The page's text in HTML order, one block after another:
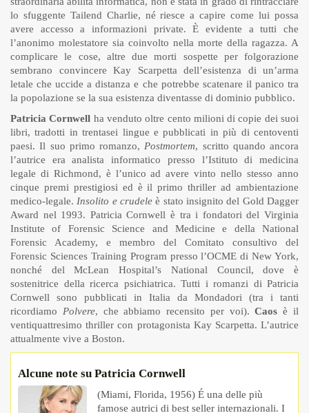
lo sfuggente Tailend Charlie, né riesce a capire come lui possa
avere accesso a informazioni private. È evidente a tutti che
l’anonimo molestatore sia coinvolto nella morte della ragazza. A
complicare le cose, altre due morti sospette per folgorazione
sembrano convincere Kay Scarpetta dell’esistenza di un’arma
letale che uccide a distanza e che potrebbe scatenare il panico tra
la popolazione se la sua esistenza diventasse di dominio pubblico.
Patricia Cornwell ha venduto oltre cento milioni di copie dei suoi
libri, tradotti in trentasei lingue e pubblicati in più di centoventi
paesi. Il suo primo romanzo, Postmortem, scritto quando ancora
l’autrice era analista informatico presso l’Istituto di medicina
legale di Richmond, è l’unico ad avere vinto nello stesso anno
cinque premi prestigiosi ed è il primo thriller ad ambientazione
medico-legale. Insolito e crudele è stato insignito del Gold Dagger
Award nel 1993. Patricia Cornwell è tra i fondatori del Virginia
Institute of Forensic Science and Medicine e della National
Forensic Academy, e membro del Comitato consultivo del
Forensic Sciences Training Program presso l’OCME di New York,
nonché del McLean Hospital’s National Council, dove è
sostenitrice della ricerca psichiatrica. Tutti i romanzi di Patricia
Cornwell sono pubblicati in Italia da Mondadori (tra i tanti
ricordiamo Polvere, che abbiamo recensito per voi).Caos è il
ventiquattresimo thriller con protagonista Kay Scarpetta. L’autrice
attualmente vive a Boston.
Alcune note su Patricia Cornwell
(Miami, Florida, 1956) É una delle più
famose autrici di best seller internazionali. I